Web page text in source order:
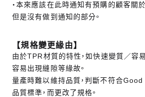
・本來應該在此時通知有預購的顧客關
但是沒有做到通知的部分。
【規格變更緣由】
由於TPR材質的特性，如快速變質／容
容易出現縫隙等緣故。
量產時難以維持品質，判斷不符合
品質標準，而更改了規格。